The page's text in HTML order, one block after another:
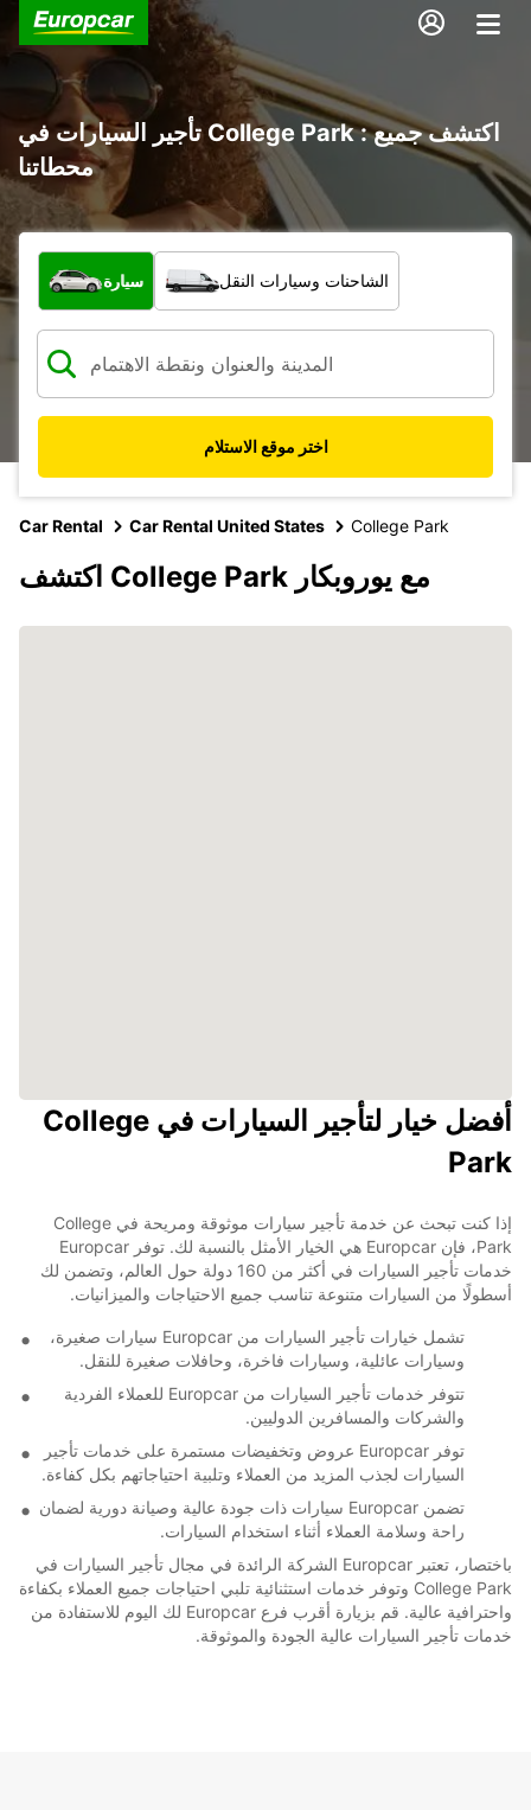
تأجير السيارات في College Park : اكتشف جميع
محطاتنا
ما نوع المركبة؟
سيارة الشاحنات وسيارات النقل
اختر موقع الاستلام
Car Rental Car Rental United States College Park
اكتشف College Park مع يوروبكار
أفضل خيار لتأجير السيارات في College
Park
إذا كنت تبحث عن خدمة تأجير سيارات موثوقة ومريحة في College
Park، فإن Europcar هي الخيار الأمثل بالنسبة لك. توفر Europcar
خدمات تأجير السيارات في أكثر من 160 دولة حول العالم، وتضمن لك
أسطولًا من السيارات متنوعة تناسب جميع الاحتياجات والميزانيات.
تشمل خيارات تأجير السيارات من Europcar سيارات صغيرة،
وسيارات عائلية، وسيارات فاخرة، وحافلات صغيرة للنقل.
تتوفر خدمات تأجير السيارات من Europcar للعملاء الفردية
والشركات والمسافرين الدوليين.
توفر Europcar عروض وتخفيضات مستمرة على خدمات تأجير
السيارات لجذب المزيد من العملاء وتلبية احتياجاتهم بكل كفاءة.
تضمن Europcar سيارات ذات جودة عالية وصيانة دورية لضمان
راحة وسلامة العملاء أثناء استخدام السيارات.
باختصار، تعتبر Europcar الشركة الرائدة في مجال تأجير السيارات في
College Park وتوفر خدمات استثنائية تلبي احتياجات جميع العملاء بكفاءة
واحترافية عالية. قم بزيارة أقرب فرع Europcar لك اليوم للاستفادة من
خدمات تأجير السيارات عالية الجودة والموثوقة.